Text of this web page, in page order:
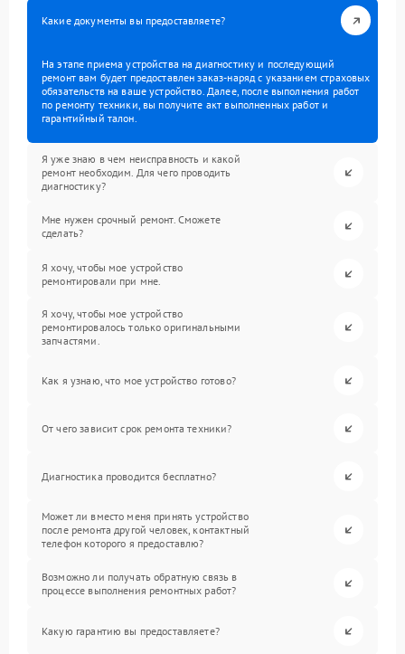
Какие документы вы предоставляете?
На этапе приема устройства на диагностику и последующий
ремонт вам будет предоставлен заказ-наряд с указанием страховых
обязательств на ваше устройство. Далее, после выполнения работ
по ремонту техники, вы получите акт выполненных работ и
гарантийный талон.
Я уже знаю в чем неисправность и какой
ремонт необходим. Для чего проводить
диагностику?
Мне нужен срочный ремонт. Сможете
сделать?
Я хочу, чтобы мое устройство
ремонтировали при мне.
Я хочу, чтобы мое устройство
ремонтировалось только оригинальными
запчастями.
Как я узнаю, что мое устройство готово?
От чего зависит срок ремонта техники?
Диагностика проводится бесплатно?
Может ли вместо меня принять устройство
после ремонта другой человек, контактный
телефон которого я предоставлю?
Возможно ли получать обратную связь в
процессе выполнения ремонтных работ?
Какую гарантию вы предоставляете?